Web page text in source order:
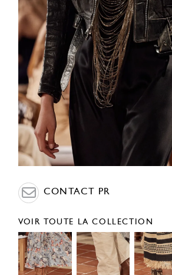
CONTACT PR
VOIR TOUTE LA COLLECTION